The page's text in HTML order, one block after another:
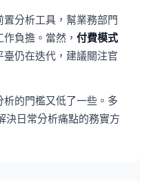
置分析工具，幫業務部門
負擔。當然， 付費模式
仍在迭代，建議關注官
的門檻又低了一些。多
決日常分析痛點的務實方